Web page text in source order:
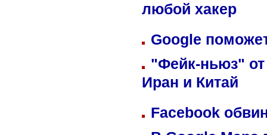
любой хакер
Google
"Фейк-ньюз" от
Иран и Китай
Facebook